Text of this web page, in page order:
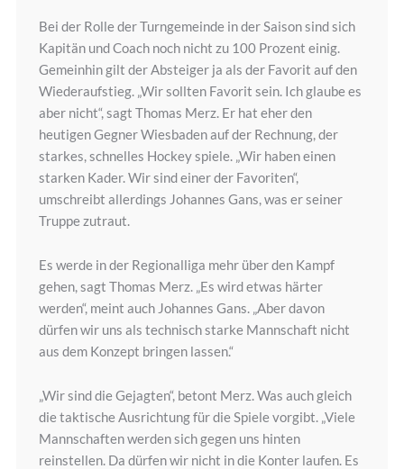
Bei der Rolle der Turngemeinde in der Saison sind sich
Kapitän und Coach noch nicht zu 100 Prozent einig.
Gemeinhin gilt der Absteiger ja als der Favorit auf den
Wiederaufstieg. „Wir sollten Favorit sein. Ich glaube es
aber nicht“, sagt Thomas Merz. Er hat eher den
heutigen Gegner Wiesbaden auf der Rechnung, der
starkes, schnelles Hockey spiele. „Wir haben einen
starken Kader. Wir sind einer der Favoriten“,
umschreibt allerdings Johannes Gans, was er seiner
Truppe zutraut.
Es werde in der Regionalliga mehr über den Kampf
gehen, sagt Thomas Merz. „Es wird etwas härter
werden“, meint auch Johannes Gans. „Aber davon
dürfen wir uns als technisch starke Mannschaft nicht
aus dem Konzept bringen lassen.“
„Wir sind die Gejagten“, betont Merz. Was auch gleich
die taktische Ausrichtung für die Spiele vorgibt. „Viele
Mannschaften werden sich gegen uns hinten
reinstellen. Da dürfen wir nicht in die Konter laufen. Es